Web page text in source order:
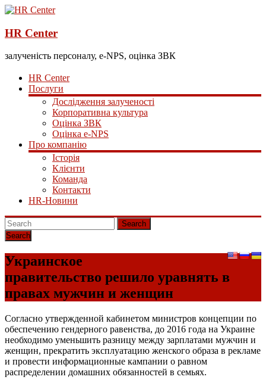
HR Center
залученість персоналу, e-NPS, оцінка ЗВК
HR Center
Послуги
Дослідження залученості
Корпоративна культура
Оцінка ЗВК
Оцінка e-NPS
Про компанію
Історія
Клієнти
Команда
Контакти
HR-Новини
Search
Украинское
правительство решило уравнять в
правах мужчин и женщин
Согласно утвержденной кабинетом министров концепции по
обеспечению гендерного равенства, до 2016 года на Украине
необходимо уменьшить разницу между зарплатами мужчин и
женщин, прекратить эксплуатацию женского образа в рекламе
и провести информационные кампании о равном
распределении домашних обязанностей в семьях.